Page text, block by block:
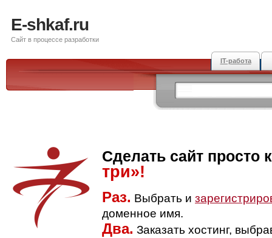
E-shkaf.ru
Сайт в процессе разработки
IT-работа
Сделать сайт просто
три»!
Раз. Выбрать и
доменное имя.
Два. Заказать хостинг,